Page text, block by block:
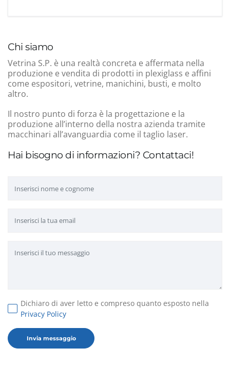
Hai bisogno di informazioni? Contattaci!
Dichiaro di aver letto e compreso quanto esposto nella
Privacy Policy
Chi siamo
Vetrina S.P. è una realtà concreta e affermata nella
produzione e vendita di prodotti in plexiglass e affini
come espositori, vetrine, manichini, busti, e molto
altro.
Il nostro punto di forza è la progettazione e la
produzione all’interno della nostra azienda tramite
macchinari all’avanguardia come il taglio laser.